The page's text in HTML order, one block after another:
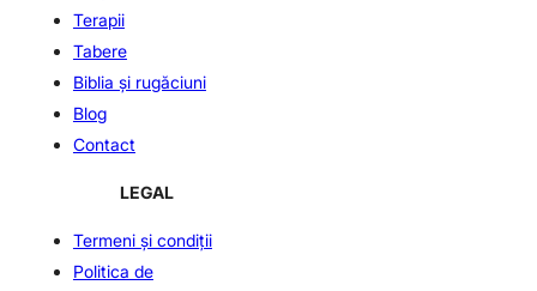
Terapii
Tabere
Biblia şi rugăciuni
Blog
Contact
LEGAL
Termeni și condiții
Politica de